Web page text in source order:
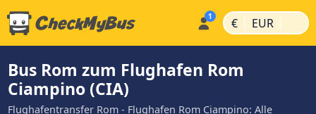
€ | EUR |
Bus Rom zum Flughafen Rom
Ciampino (CIA)
Flughafentransfer Rom - Flughafen Rom Ciampino: Alle